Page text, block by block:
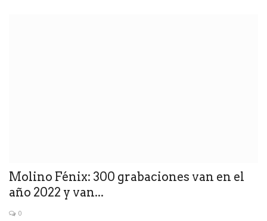
Molino Fénix: 300 grabaciones van en el
año 2022 y van...
0